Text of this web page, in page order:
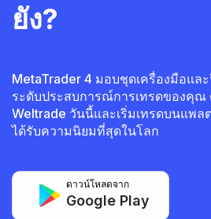
ยัง?
MetaTrader 4 มอบชุดเครื่องมือแล
ระดับประสบการณ์การเทรดของคุณ
Weltrade วันนี้และเริ่มเทรดบนแพล
ได้รับความนิยมที่สุดในโลก
ดาวน์โหลดจาก
Google Play